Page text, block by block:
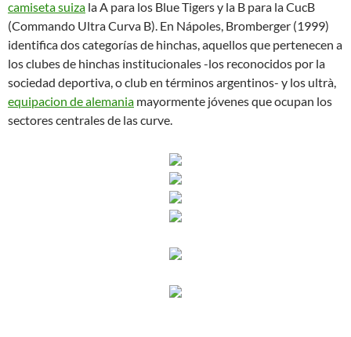
camiseta suiza la A para los Blue Tigers y la B para la CucB
(Commando Ultra Curva B). En Nápoles, Bromberger (1999)
identifica dos categorías de hinchas, aquellos que pertenecen a
los clubes de hinchas institucionales -los reconocidos por la
sociedad deportiva, o club en términos argentinos- y los ultrà,
equipacion de alemania mayormente jóvenes que ocupan los
sectores centrales de las curve.